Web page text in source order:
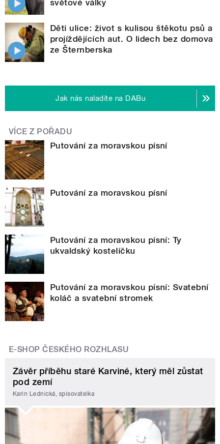
světové války
Děti ulice: život s kulisou štěkotu psů a
projíždějících aut. O lidech bez domova
ze Šternberska
Jak nás naladíte na DABu
VÍCE Z POŘADU
Putování za moravskou písní
Putování za moravskou písní
Putování za moravskou písní: Ty
ukvaldský kostelíčku
Putování za moravskou písní: Svatební
koláč a svatební stromek
E-SHOP ČESKÉHO ROZHLASU
Závěr příběhu staré Karviné, který měl zůstat
pod zemí
Karin Lednická, spisovatelka